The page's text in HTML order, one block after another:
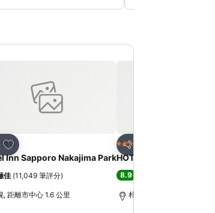
放到收藏夾
酒店
Inn Sapporo Nakajima Park
佳 (11,049 筆評分)
, 距離市中心 1.6 公里
分享
3 星級
HOTEL FORZA
8.9
札幌, 距離市中心 0.5 公里